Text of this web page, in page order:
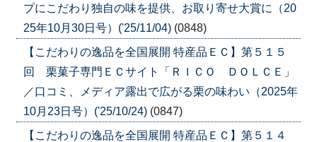
プにこだわり独自の味を提供、お取り寄せ大賞に（20
25年10月30日号）('25/11/04) (0848)
【こだわりの逸品を全国展開 特産品ＥＣ】第５１５
回 栗菓子専門ＥＣサイト「ＲＩＣＯ ＤＯＬＣＥ」
／口コミ、メディア露出で広がる栗の味わい（2025年
10月23日号）('25/10/24) (0847)
【こだわりの逸品を全国展開 特産品ＥＣ】第５１４